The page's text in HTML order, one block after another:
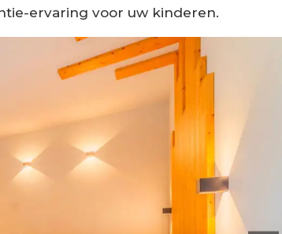
ervaring voor uw kinderen.